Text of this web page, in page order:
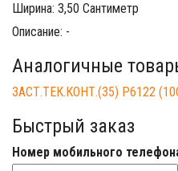
Ширина: 3,50 Сантиметр
Описание: -
Аналогичные
ЗАСТ.ТЕК.КОНТ.(35) Р6122
Быстрый заказ
Номер мобильного